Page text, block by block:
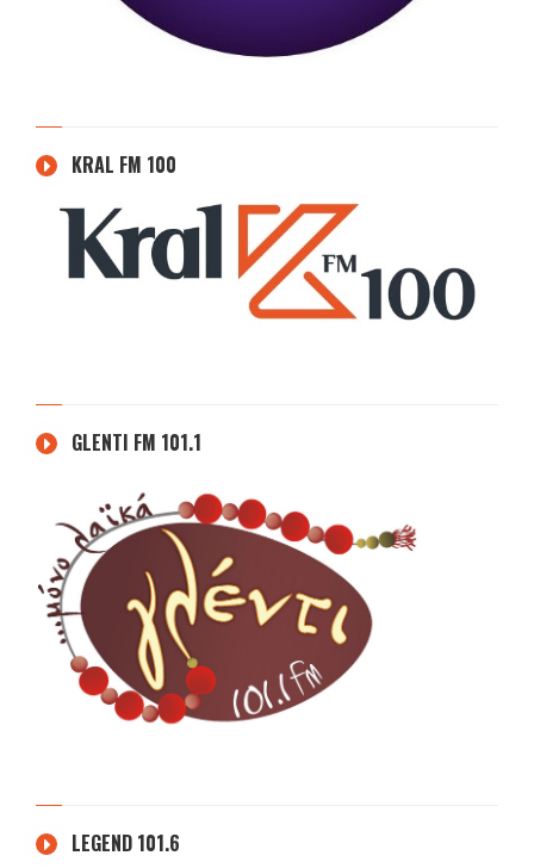
KRAL FM 100
GLENTI FM 101.1
LEGEND 101.6